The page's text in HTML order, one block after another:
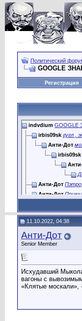
Политический
GOOGLE
Регистрация
indvdium GOOGLE
irbis09sk гугл ,
Анти-Дот
irbis09sk
Анти-Дот
Анти-Дот
Анти-Дот
Анти-Дот
Анти-Дот
Анти-Дот
Анти-
Анти-Дот
11.10.2022, 04:38
Анти-Дот
Senior Member
Исхудавший
вагоны с
«Клятые